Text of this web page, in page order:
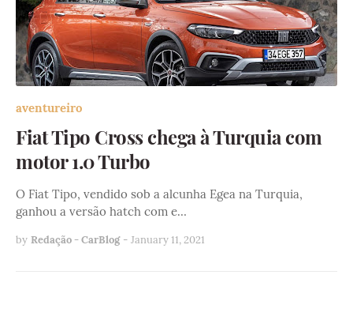
aventureiro
Fiat Tipo Cross chega à Turquia com
motor 1.0 Turbo
O Fiat Tipo, vendido sob a alcunha Egea na Turquia,
ganhou a versão hatch com e…
by Redação - CarBlog - January 11, 2021